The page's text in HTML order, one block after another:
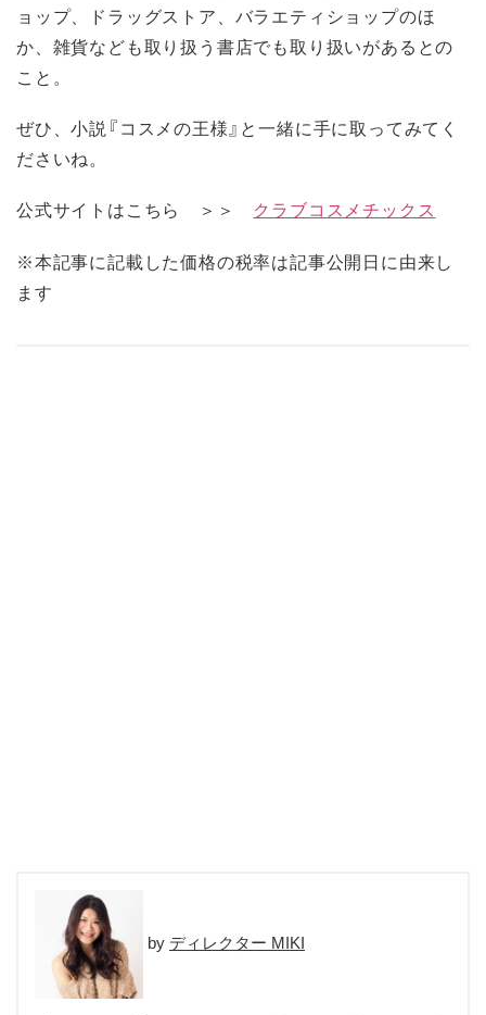
ョップ、ドラッグストア、バラエティショップのほ
か、雑貨なども取り扱う書店でも取り扱いがあるとの
こと。
ぜひ、小説『コスメの王様』と一緒に手に取ってみてく
ださいね。
公式サイトはこちら ＞＞ クラブコスメチックス
※本記事に記載した価格の税率は記事公開日に由来し
ます
ディレクター MIKI